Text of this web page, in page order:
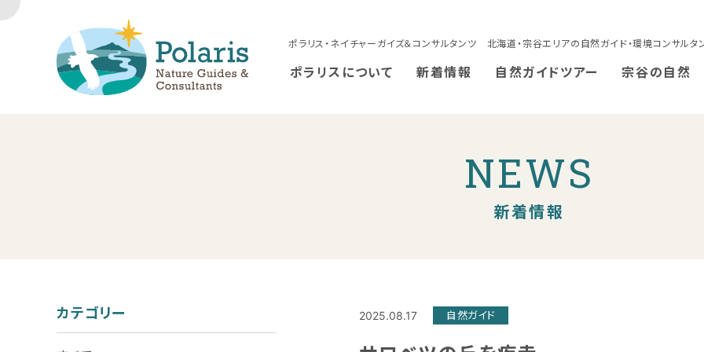
ポラリス・ネイチャーガイズ＆コンサルタンツ 北海道・宗谷エリアの自然ガイド・環境コンサルタ
ポラリスについて 新着情報 自然ガイドツアー 宗谷の自然
NEWS
新着情報
2025.08.17 自然ガイド
カテゴリー